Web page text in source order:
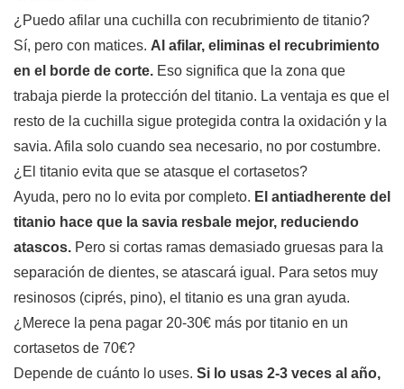
¿Puedo afilar una cuchilla con recubrimiento de titanio?
Sí, pero con matices. Al afilar, eliminas el recubrimiento
en el borde de corte. Eso significa que la zona que
trabaja pierde la protección del titanio. La ventaja es que el
resto de la cuchilla sigue protegida contra la oxidación y la
savia. Afila solo cuando sea necesario, no por costumbre.
¿El titanio evita que se atasque el cortasetos?
Ayuda, pero no lo evita por completo. El antiadherente del
titanio hace que la savia resbale mejor, reduciendo
atascos. Pero si cortas ramas demasiado gruesas para la
separación de dientes, se atascará igual. Para setos muy
resinosos (ciprés, pino), el titanio es una gran ayuda.
¿Merece la pena pagar 20-30€ más por titanio en un
cortasetos de 70€?
Depende de cuánto lo uses. Si lo usas 2-3 veces al año,